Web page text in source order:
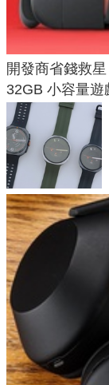
開發商省錢救
32GB 小容量遊